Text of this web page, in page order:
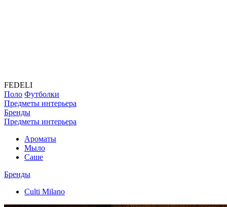
FEDELI
Поло Футболки
Предметы интерьера
Бренды
Предметы интерьера
Ароматы
Мыло
Саше
Бренды
Culti Milano